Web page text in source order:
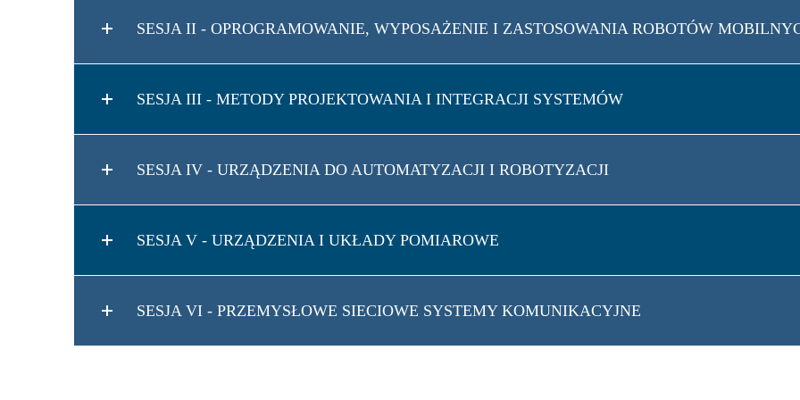
SESJA II - OPROGRAMOWANIE, WYPOSAŻENIE I ZASTOSOWANIA ROBOTÓW
SESJA III - METODY PROJEKTOWANIA I INTEGRACJI SYSTEMÓW
SESJA IV - URZĄDZENIA DO AUTOMATYZACJI I ROBOTYZACJI
SESJA V - URZĄDZENIA I UKŁADY POMIAROWE
SESJA VI - PRZEMYSŁOWE SIECIOWE SYSTEMY KOMUNIKACYJNE